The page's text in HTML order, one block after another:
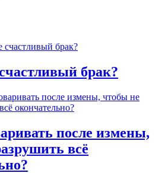
брак?
после измены,
всё